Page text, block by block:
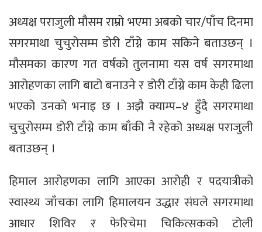
अध्यक्ष पराजुली मौसम राम्रो भएमा अबको चार/पाँच दिनमा
सगरमाथा चुचुरोसम्म डोरी टाँग्ने काम सकिने बताउछन् ।
मौसमका कारण गत वर्षको तुलनामा यस वर्ष सगरमाथा
आरोहणका लागि बाटो बनाउने र डोरी टाँग्ने काम केही ढिला
भएको उनको भनाइ छ । अझै क्याम्प–४ हुँदै सगरमाथा
चुचुरोसम्म डोरी टाँग्ने काम बाँकी नै रहेको अध्यक्ष पराजुली
बताउछन् ।
हिमाल आरोहणका लागि आएका आरोही र पदयात्रीको
स्वास्थ्य जाँचका लागि हिमालयन उद्धार संघले सगरमाथा
आधार शिविर र फेरिचेमा चिकित्सकको टोली